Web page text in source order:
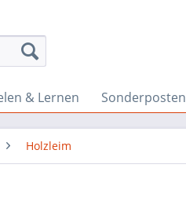
& Lernen Sonderposten
Holzleim